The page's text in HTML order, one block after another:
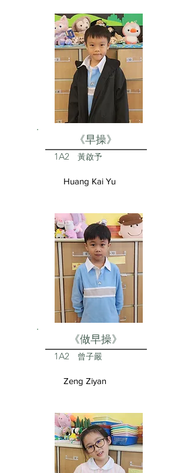
《早操》
1A2 黃啟予
Huang Kai Yu
《做早操》
1A2 曾子嚴
Zeng Ziyan